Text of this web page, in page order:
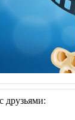
друзьями: